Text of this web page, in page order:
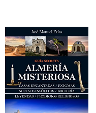
Vendedores
Comenzar a vender
Ayuda